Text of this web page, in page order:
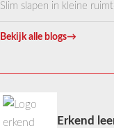
Slim slapen in kleine
Bekijk alle blogs→
Erkend